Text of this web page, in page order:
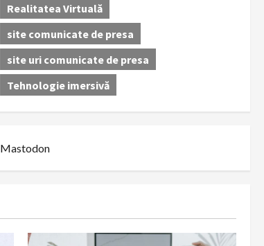
Realitatea Virtuală
site comunicate de presa
site uri comunicate de presa
Tehnologie imersivă
Mastodon